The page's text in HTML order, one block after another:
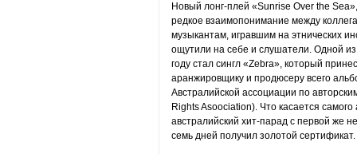
Новый лонг-плей «Sunrise Over the
редкое взаимопонимание между
музыкантам, игравшим на этнических
ощутили на себе и слушатели. Одной
году стал сингл «Zebra», который
аранжировщику и продюсеру всего
Австралийской ассоциации по
Rights Asoociation). Что касается
австралийский хит-парад с первой же
семь дней получил золотой сертификат.